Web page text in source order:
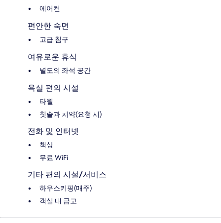
에어컨
편안한 숙면
고급 침구
여유로운 휴식
별도의 좌석 공간
욕실 편의 시설
타월
칫솔과 치약(요청 시)
전화 및 인터넷
책상
무료 WiFi
기타 편의 시설/서비스
하우스키핑(매주)
객실 내 금고